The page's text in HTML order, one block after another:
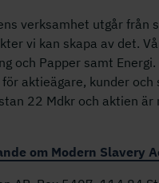
verksamhet utgår från
vi kan skapa av det.
och Papper samt
aktieägare, kunder
22 Mdkr och aktien är
om Modern Slavery